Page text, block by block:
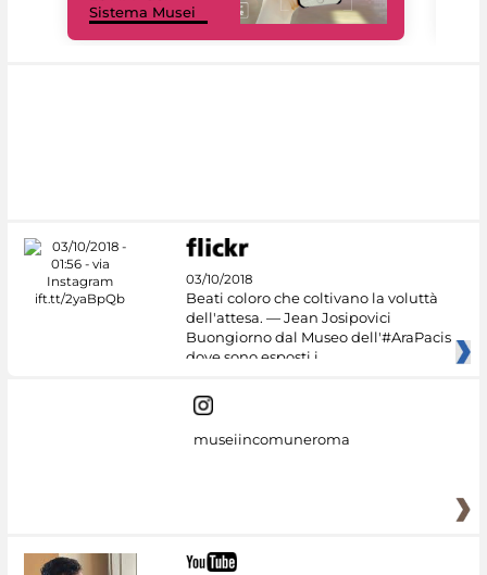
Sistema Musei
03/10/2018
Beati coloro che coltivano la voluttà
dell'attesa. — Jean Josipovici
Buongiorno dal Museo dell'#AraPacis
dove sono esposti i
museiincomuneroma